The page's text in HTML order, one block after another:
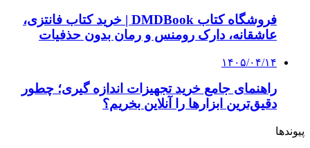
فروشگاه کتاب DMDBook | خرید کتاب فانتزی،
عاشقانه، دارک رومنس و رمان بدون حذفیات
۱۴۰۵/۰۴/۱۴
راهنمای جامع خرید تجهیزات اندازه گیری؛ چطور
دقیق‌ترین ابزارها را آنلاین بخریم؟
پیوندها